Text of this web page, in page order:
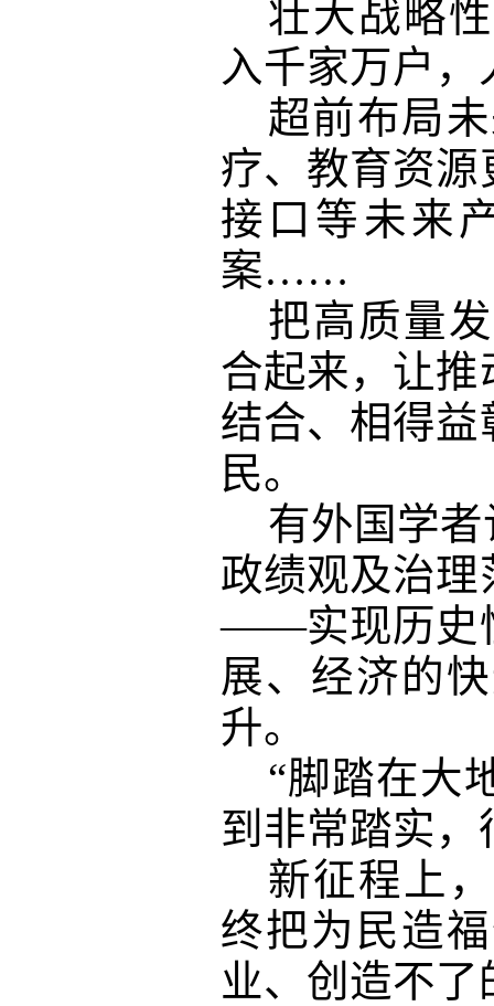
壮大战略
入千家万户
超前布局
疗、教育资
接口等未来
案……
把高质量
合起来，让
结合、相得
民。
有外国学
政绩观及治
——实现历史
展、经济的
升。
“脚踏在大
到非常踏实，
新征程上
终把为民造
业、创造不了